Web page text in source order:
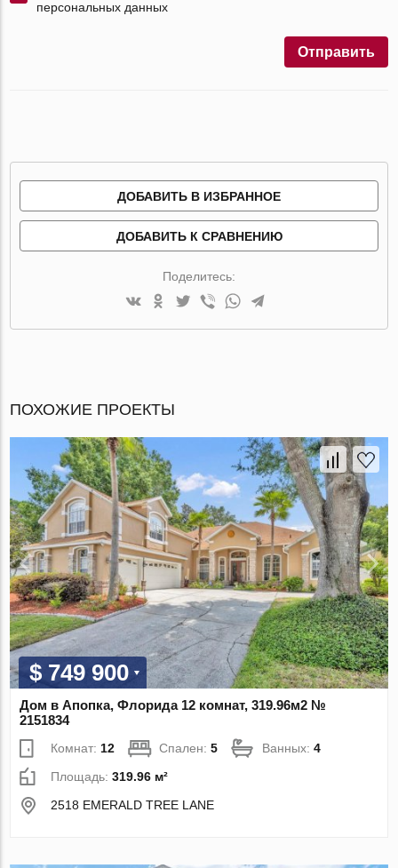
персональных данных
Отправить
ДОБАВИТЬ В ИЗБРАННОЕ
ДОБАВИТЬ К СРАВНЕНИЮ
Поделитесь:
ПОХОЖИЕ ПРОЕКТЫ
$ 749 900
Дом в Апопка, Флорида 12 комнат, 319.96м2 №
2151834
Комнат:12 Спален:5 Ванных:4
Площадь:319.96 м²
2518 EMERALD TREE LANE